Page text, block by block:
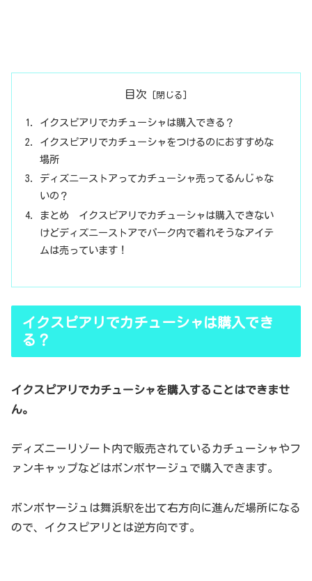
目次
イクスピアリでカチューシャは購入できる？
イクスピアリでカチューシャをつけるのにおすすめな
場所
ディズニーストアってカチューシャ売ってるんじゃな
いの？
まとめ イクスピアリでカチューシャは購入できない
けどディズニーストアでパーク内で着れそうなアイテ
ムは売っています！
イクスピアリでカチューシャは購入でき
る？
イクスピアリでカチューシャを購入することはできませ
ん。
ディズニーリゾート内で販売されているカチューシャやフ
ァンキャップなどはボンボヤージュで購入できます。
ボンボヤージュは舞浜駅を出て右方向に進んだ場所になる
ので、イクスピアリとは逆方向です。